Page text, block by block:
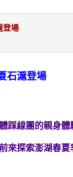
登場
石滬登場
踩線團的親身
來探索澎湖春